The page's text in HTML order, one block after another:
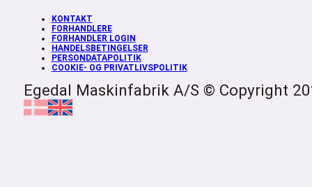
KONTAKT
FORHANDLERE
FORHANDLER LOGIN
HANDELSBETINGELSER
PERSONDATAPOLITIK
COOKIE- OG PRIVATLIVSPOLITIK
Egedal Maskinfabrik A/S © Copyright